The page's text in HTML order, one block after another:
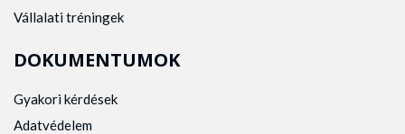
Vállalati tréningek
DOKUMENTUMOK
Gyakori kérdések
Adatvédelem